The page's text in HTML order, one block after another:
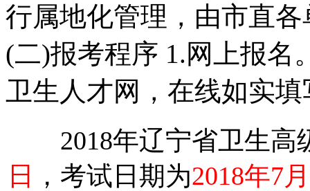
行属地化管理，由市直
(二)报考程序 1.网上报名
卫生人才网，在线如实
2018年辽宁省卫生高
日
，考试日期为2018年7